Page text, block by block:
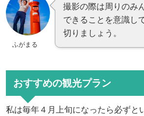
ふがまる
撮影の際は周りのみ
できることを意識し
切りましょう。
おすすめの観光プラン
私は毎年４月上旬になったら必ずと